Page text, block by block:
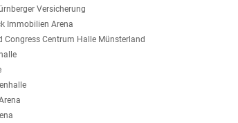
Versicherung
Immobilien Arena
Congress Centrum Halle Münsterland